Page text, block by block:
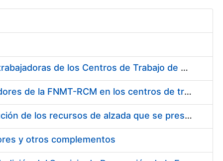
Suministro de Protectores Auditivos a medida para las personas trabajadoras de los Centros de Trabajo de Madrid y Burgos
Suministro de gafas graduadas antiproyecciones para los trabajadores de la FNMT-RCM en los centros de trabajo de Madrid y Burgos
Servicios de una empresa externa para el asesoramiento y resolución de los recursos de alzada que se presentan relacionados con procesos de selección para la FNMT-RCM
y otros complementos